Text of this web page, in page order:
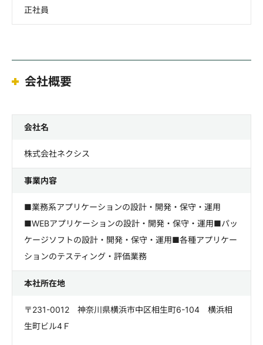
正社員
会社概要
会社名
株式会社ネクシス
事業内容
■業務系アプリケーションの設計・開発・保守・運用
■WEBアプリケーションの設計・開発・保守・運用■パッ
ケージソフトの設計・開発・保守・運用■各種アプリケー
ションのテスティング・評価業務
本社所在地
〒231-0012 神奈川県横浜市中区相生町6-104 横浜相
生町ビル4Ｆ